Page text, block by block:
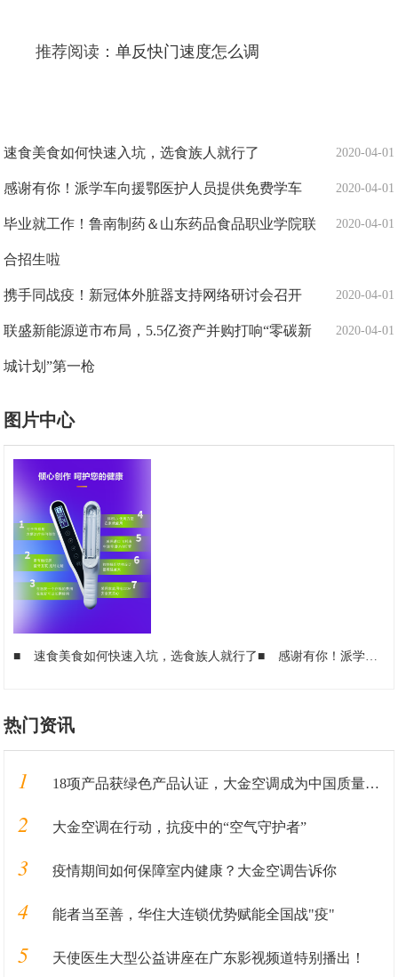
推荐阅读：单反快门速度怎么调
2020-04-01
速食美食如何快速入坑，选食族人就行了
2020-04-01
感谢有你！派学车向援鄂医护人员提供免费学车
2020-04-01
毕业就工作！鲁南制药＆山东药品食品职业学院联
合招生啦
2020-04-01
携手同战疫！新冠体外脏器支持网络研讨会召开
2020-04-01
联盛新能源逆市布局，5.5亿资产并购打响“零碳新
城计划”第一枪
图片中心
■ 速食美食如何快速入坑，选食族人就行了■ 感谢有你！派学车向援鄂医护人员提供免费学车
热门资讯
1 18项产品获绿色产品认证，大金空调成为中国质量认证中心“绿色产品首批获证企业”
2 大金空调在行动，抗疫中的“空气守护者”
3 疫情期间如何保障室内健康？大金空调告诉你
4 能者当至善，华住大连锁优势赋能全国战"疫"
5 天使医生大型公益讲座在广东影视频道特别播出！